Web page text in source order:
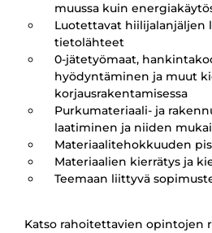
muussa kuin
Luotettavat hiilijalanjäljen
tietolähteet
0-jätetyömaat,
hyödyntäminen ja muut
korjausrakentamisessa
Purkumateriaali- ja
laatiminen ja niiden
Materiaalitehokkuuden
Materiaalien kierrätys ja
Teemaan liittyvä
Katso rahoitettavien opintojen